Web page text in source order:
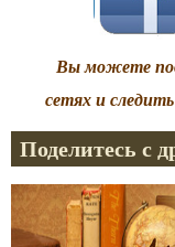
Вы можете
сетях и
Поделитесь с